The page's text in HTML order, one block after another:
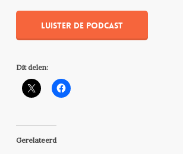
Luister de podcast
Dit delen:
Gerelateerd